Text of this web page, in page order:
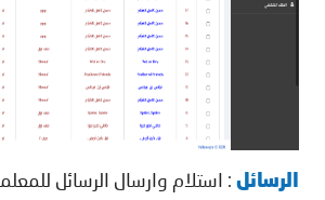
الرسائل : استلام وارسال الرسائل